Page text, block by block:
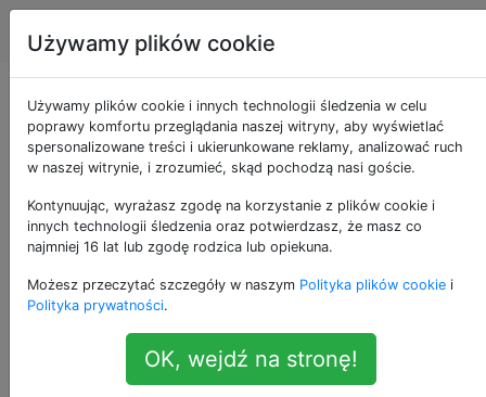
Apple Tagi
Jak usunąć całą
muzykę z mojego
iPhone'a
18
Jak usunąć całą muzykę z mojego iPhone'a.
napisano, że moja kolekcja nie jest
zarządzana przez iTunes i nie chcę
Używamy plików cookie
Używamy plików cookie i innych technologii śledzenia w celu
poprawy komfortu przeglądania naszej witryny, aby wyświetlać
spersonalizowane treści i ukierunkowane reklamy, analizować ruch
w naszej witrynie, i zrozumieć, skąd pochodzą nasi goście.
Kontynuując, wyrażasz zgodę na korzystanie z plików cookie i
innych technologii śledzenia oraz potwierdzasz, że masz co
najmniej 16 lat lub zgodę rodzica lub opiekuna.
Możesz przeczytać szczegóły w naszym Polityka plików cookie i
Polityka prywatności.
OK, wejdź na stronę!